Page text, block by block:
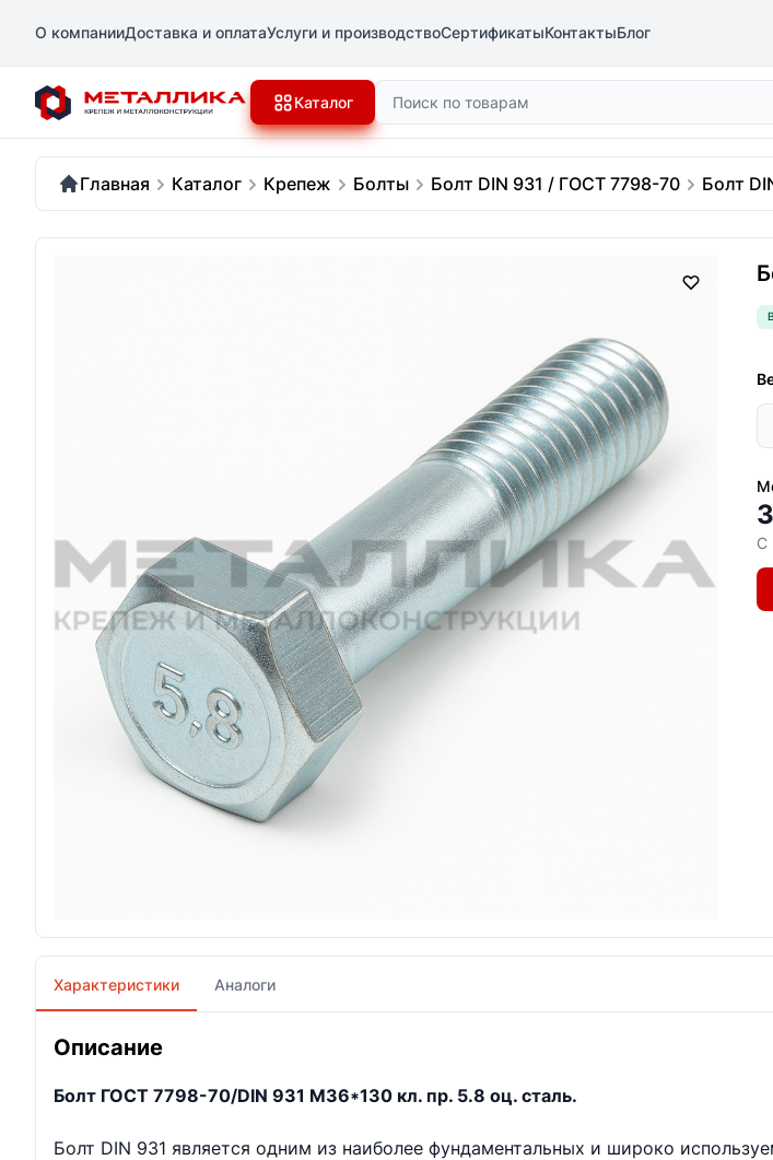
О компанииДоставка и оплатаУслуги и производствоСертификатыКонтактыБлог
Каталог Поиск
Главная Каталог Крепеж Болты Болт DIN 931 / ГОСТ 7798-70 Болт
С
Характеристики Аналоги
Описание
Болт ГОСТ 7798-70/DIN 931 М36*130 кл. пр. 5.8 оц. сталь.
Болт DIN 931 является одним из наиболее фундаментальных и широко